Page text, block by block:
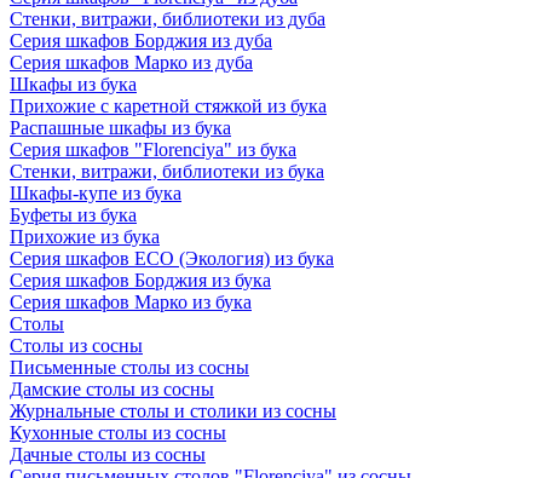
Стенки, витражи, библиотеки из дуба
Серия шкафов Борджия из дуба
Серия шкафов Марко из дуба
Шкафы из бука
Прихожие с каретной стяжкой из бука
Распашные шкафы из бука
Серия шкафов "Florenciya" из бука
Стенки, витражи, библиотеки из бука
Шкафы-купе из бука
Буфеты из бука
Прихожие из бука
Серия шкафов ECO (Экология) из бука
Серия шкафов Борджия из бука
Серия шкафов Марко из бука
Столы
Столы из сосны
Письменные столы из сосны
Дамские столы из сосны
Журнальные столы и столики из сосны
Кухонные столы из сосны
Дачные столы из сосны